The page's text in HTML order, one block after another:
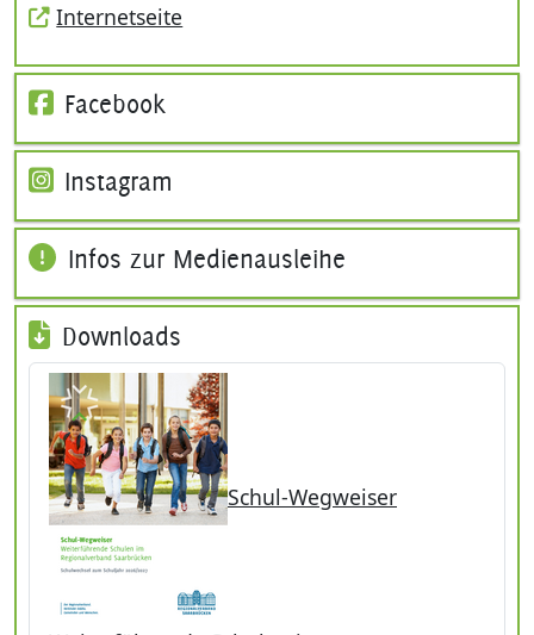
Internetseite
Facebook
Instagram
Infos zur Medienausleihe
Downloads
Schul-Wegweiser